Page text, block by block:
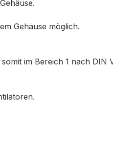
Gehäuse möglich.
im Bereich 1 nach DIN